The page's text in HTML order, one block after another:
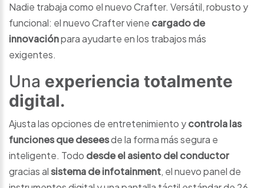
Nadie trabaja como el nuevo Crafter. Versátil, robusto y
funcional: el nuevo Crafter viene cargado de
innovaciónpara ayudarte en los trabajos más
exigentes.
Una experiencia totalmente
digital.
Ajusta las opciones de entretenimiento ycontrola las
funciones que deseesde la forma más segura e
inteligente. Todo desde el asiento del conductor
gracias alsistema de infotainment, el nuevo panel de